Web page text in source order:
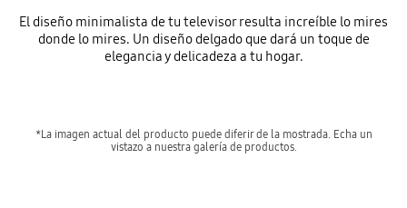
El diseño minimalista de tu televisor resulta increíble lo mires
donde lo mires. Un diseño delgado que dará un toque de
elegancia y delicadeza a tu hogar.
*La imagen actual del producto puede diferir de la mostrada. Echa un
vistazo a nuestra galería de productos.